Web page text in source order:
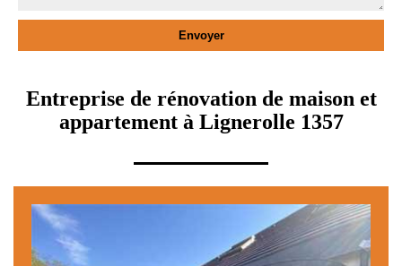
Entreprise de rénovation de maison et
appartement à Lignerolle 1357